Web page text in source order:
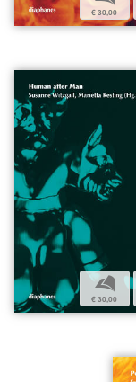
€ 30,00
b
€ 30,00